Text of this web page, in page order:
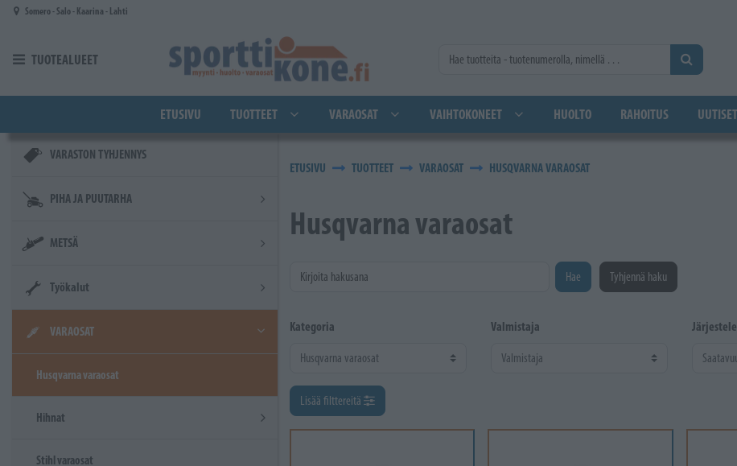
Siirry pääsisältöön
Somero - Salo - Kaarina - Lahti
TUOTEALUEET
ETUSIVU TUOTTEET VARAOSAT VAIHTOKONEET HUOLTO RAHOITUS UUTISET
VARASTON TYHJENNYS
PIHA JA PUUTARHA
METSÄ
Työkalut
VARAOSAT
Husqvarna varaosat
Hihnat
Stihl varaosat
ETUSIVU TUOTTEET VARAOSAT HUSQVARNA VARAOSAT
Husqvarna varaosat
Kirjoita hakusana Hae Tyhjennä haku
Kategoria Valmistaja Järjestele
Lisää filttereitä